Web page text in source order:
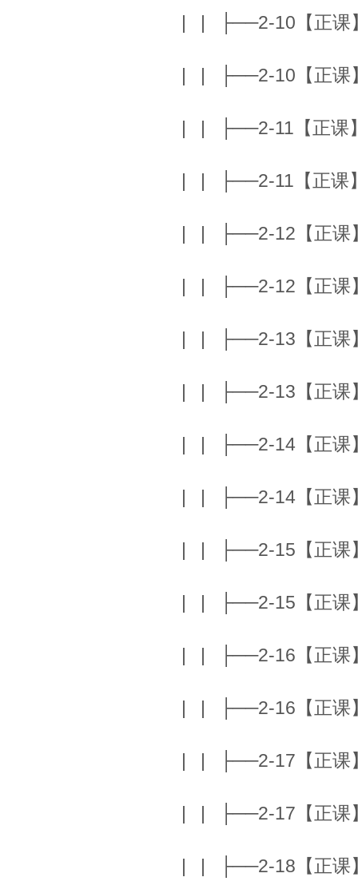
| | ├──2-10【正课
| | ├──2-10【正课
| | ├──2-11【正课
| | ├──2-11【正课
| | ├──2-12【正课
| | ├──2-12【正课
| | ├──2-13【正课
| | ├──2-13【正课
| | ├──2-14【正课
| | ├──2-14【正课
| | ├──2-15【正课
| | ├──2-15【正课
| | ├──2-16【正课
| | ├──2-16【正课
| | ├──2-17【正课
| | ├──2-17【正课
| | ├──2-18【正课